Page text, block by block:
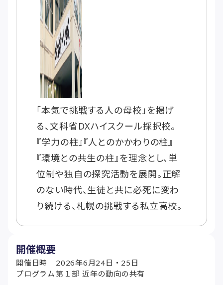
「本気で挑戦する人の母校」を掲げ
る、文科省DXハイスクール採択校。
『学力の柱』『人とのかかわりの柱』
『環境との共生の柱』を理念とし、単
位制や独自の探究活動を展開。正解
のない時代、生徒と共に必死に変わ
り続ける、札幌の挑戦する私立高校。
開催概要
開催日時
2026年6月24日・25日
プログラム第１部 近年の動向の共有